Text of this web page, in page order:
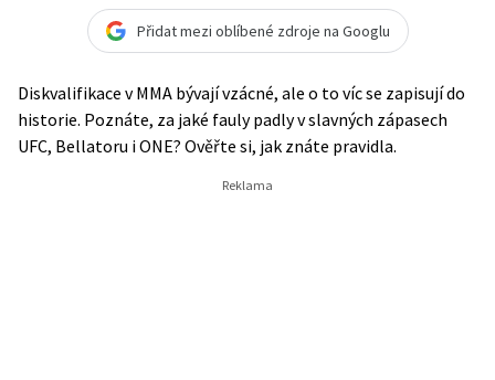
Přidat mezi oblíbené zdroje na Googlu
Diskvalifikace v MMA bývají vzácné, ale o to víc se zapisují do
historie. Poznáte, za jaké fauly padly v slavných zápasech
UFC, Bellatoru i ONE? Ověřte si, jak znáte pravidla.